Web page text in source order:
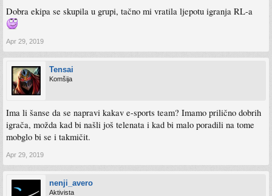
Dobra ekipa se skupila u grupi, tačno mi vratila ljepotu igranja RL-a
Apr 29, 2019
Tensai
Komšija
Ima li šanse da se napravi kakav e-sports team? Imamo prilično dobrih
igrača, možda kad bi našli još telenata i kad bi malo poradili na tome
mobglo bi se i takmičit.
Apr 29, 2019
nenji_avero
Aktivista